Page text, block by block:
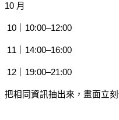
10 月
10｜10:00–12:00
11｜14:00–16:00
12｜19:00–21:00
把相同資訊抽出來，畫面立